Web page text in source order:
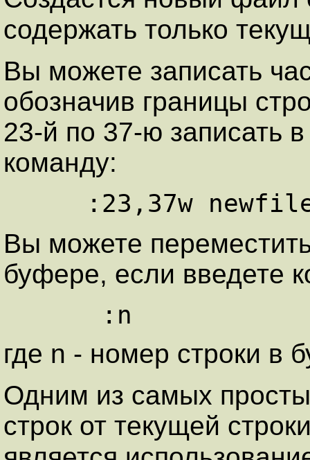
содержать только
Вы можете записать
обозначив границы
23-й по 37-ю записать
команду:
Вы можете
буфере, если введете
где n - номер строки в
Одним из самых
строк от текущей